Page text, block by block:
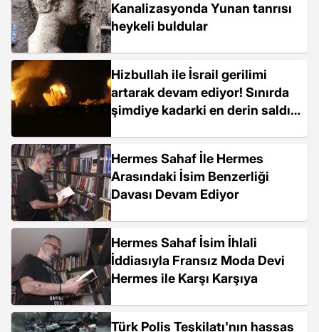
Kanalizasyonda Yunan tanrısı
heykeli buldular
Hizbullah ile İsrail gerilimi
artarak devam ediyor! Sınırda
şimdiye kadarki en derin saldırı
Hermes Sahaf İle Hermes
Arasındaki İsim Benzerliği
Davası Devam Ediyor
Hermes Sahaf İsim İhlali
İddiasıyla Fransız Moda Devi
Hermes ile Karşı Karşıya
Türk Polis Teşkilatı'nın hassas